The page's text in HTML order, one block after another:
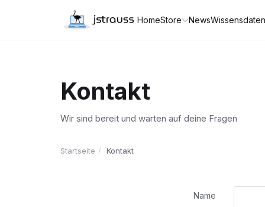
HomeStore News
Kontakt
Wir sind bereit und warten auf deine Fragen
Startseite Kontakt
Name